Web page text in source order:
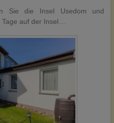
Sie die Insel Usedom und
auf der Insel…